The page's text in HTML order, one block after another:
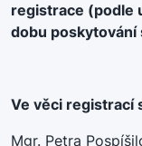
registrace (podle
dobu poskytování
Ve věci registrací
Mgr. Petra